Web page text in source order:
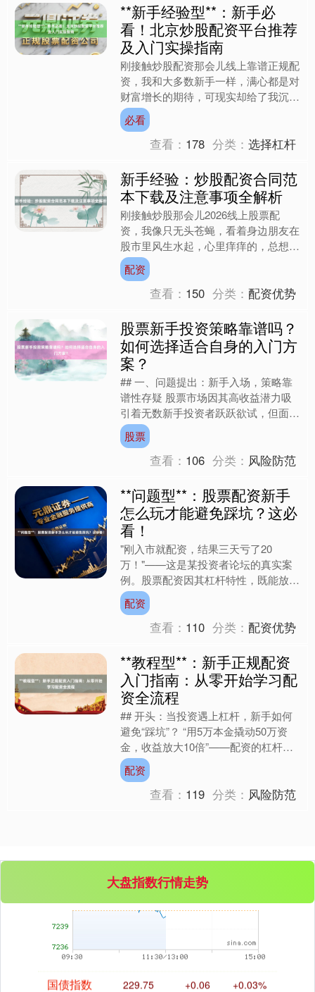
**新手经验型**：新手必
看！北京炒股配资平台推荐
及入门实操指南
刚接触炒股配资那会儿线上靠谱正规配
资，我和大多数新手一样，满心都是对
财富增长的期待，可现实却给了我沉重
一击。看着身边有人通过配资炒股赚得
盆满钵满，我按捺不住内心....
必看
查看： 178 分类：选择杠杆
新手经验：炒股配资合同范
本下载及注意事项全解析
刚接触炒股那会儿2026线上股票配
资，我像只无头苍蝇，看着身边朋友在
股市里风生水起，心里痒痒的，总想着
自己也能快速赚上一笔。那时候，我听
说配资炒股能放大收益，就....
配资
查看： 150 分类：配资优势
股票新手投资策略靠谱吗？
如何选择适合自身的入门方
案？
## 一、问题提出：新手入场，策略靠
谱性存疑 股票市场因其高收益潜力吸
引着无数新手投资者跃跃欲试，但面对
纷繁复杂的投资策略，新手常陷入困
惑：网络上热议的“短线交....
股票
查看： 106 分类： 风险防范
**问题型**：股票配资新手
怎么玩才能避免踩坑？这必
看！
"刚入市就配资，结果三天亏了20
万！"——这是某投资者论坛的真实案
例。股票配资因其杠杆特性，既能放大
收益也可能吞噬本金，新手稍有不慎就
会陷入"越配越亏"的死循环....
配资
查看： 110 分类：配资优势
**教程型**：新手正规配资
入门指南：从零开始学习配
资全流程
## 开头：当投资遇上杠杆，新手如何
避免“踩坑”？ “用5万本金撬动50万资
金，收益放大10倍”——配资的杠杆效
应让许多投资者心动不已。但现实中，
因操作不当导致....
配资
查看： 119 分类： 风险防范
大盘指数行情走势
3947.91 +7.87 +0.20%
14148.86 -162.15 -1.13%
4670.05
北证50 1125.45 -8.79 -0.78%
3485.44 -77.68 -2.18%
7241.23 -0.87